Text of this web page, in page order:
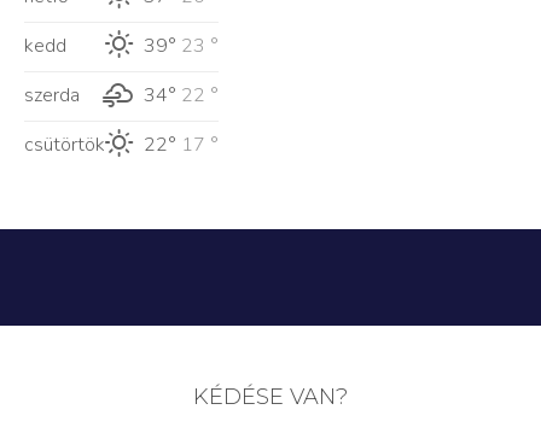
kedd
39° 23 °
szerda
34° 22 °
csütörtök
22° 17 °
KÉDÉSE VAN?